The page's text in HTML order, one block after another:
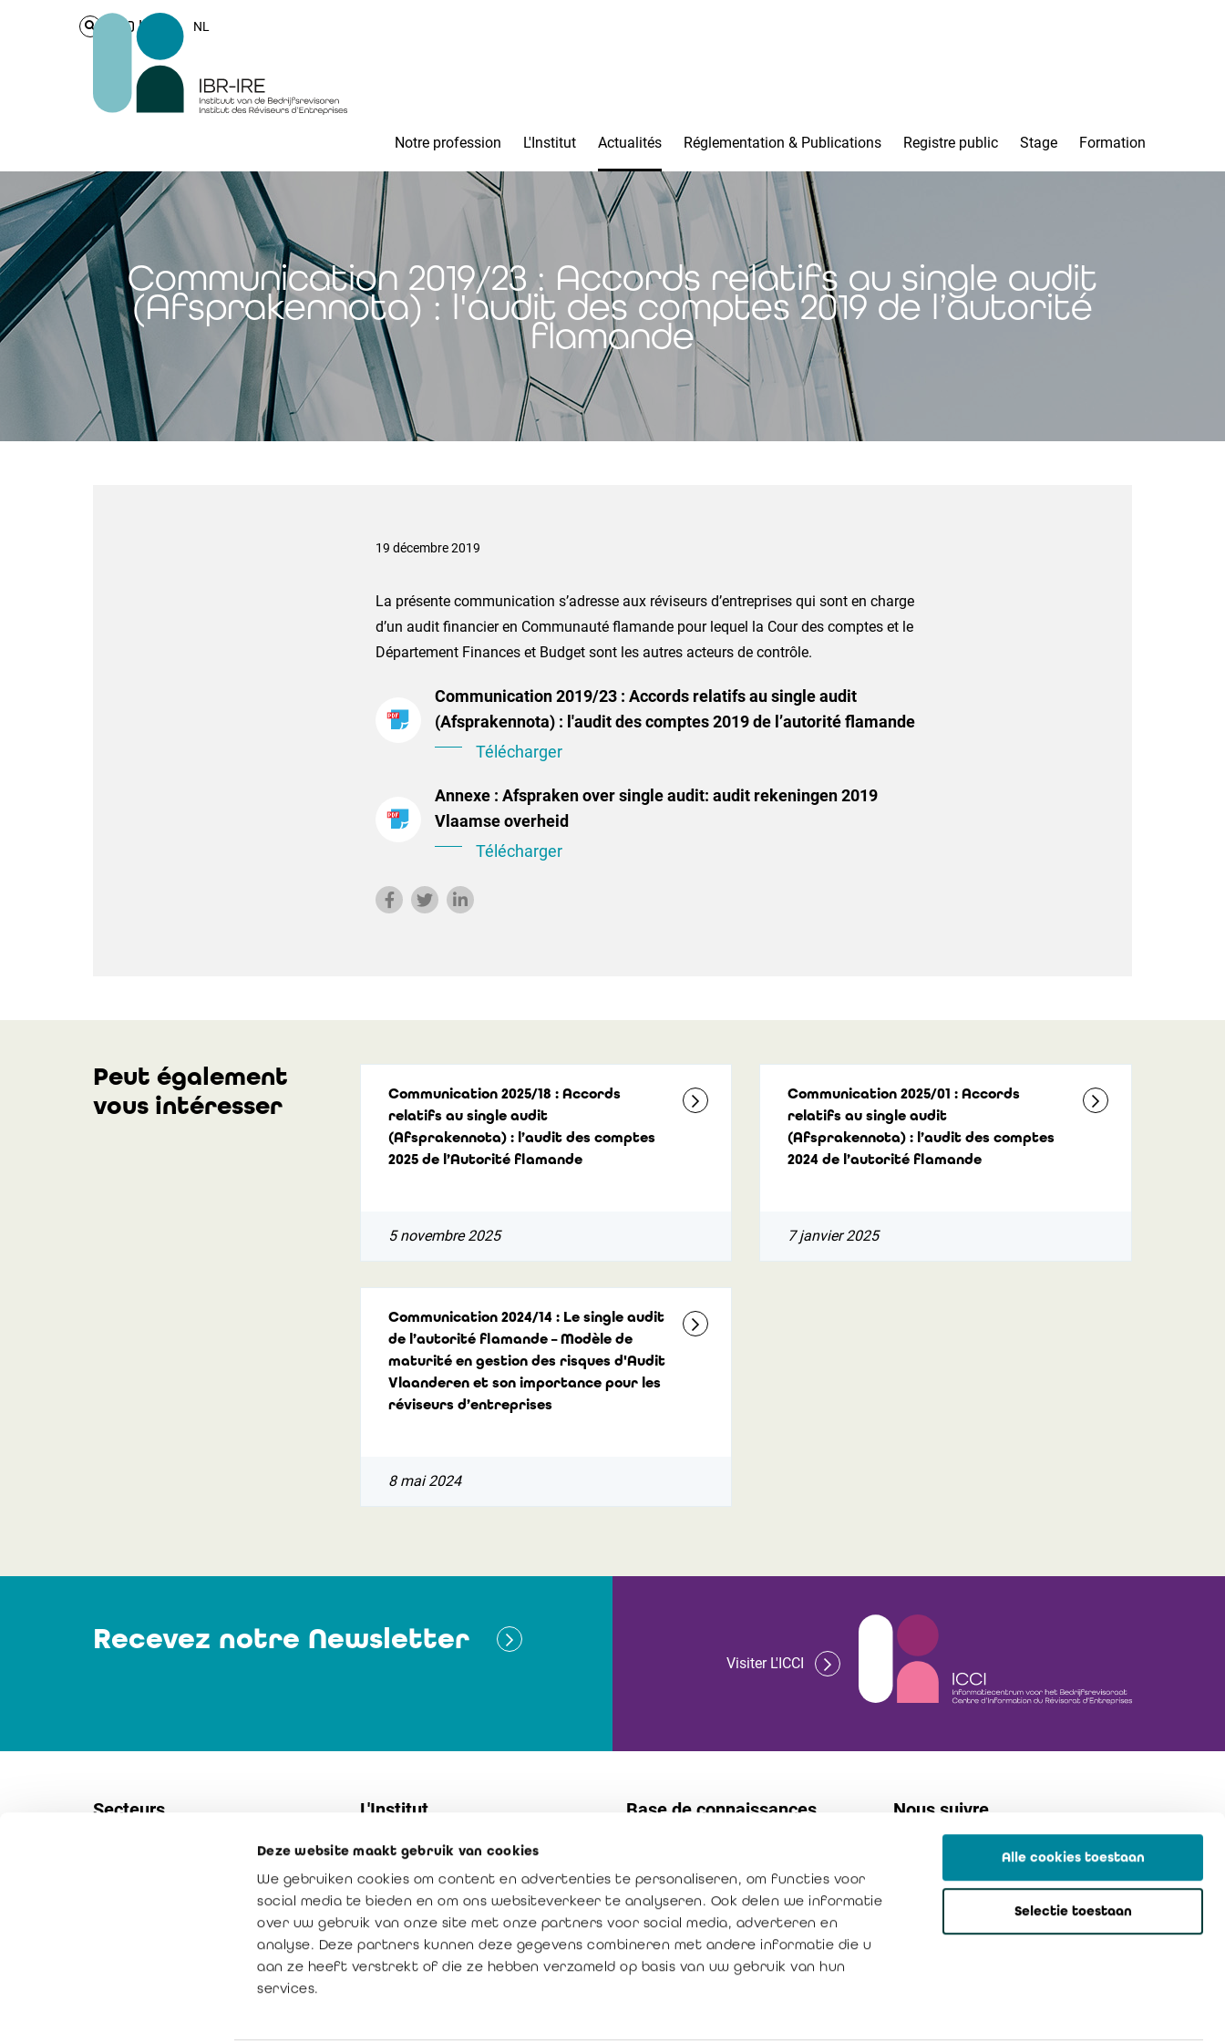
Deze website maakt gebruik van cookies
We gebruiken cookies om content en advertenties te personaliseren, om functies voor
social media te bieden en om ons websiteverkeer te analyseren. Ook delen we informatie
over uw gebruik van onze site met onze partners voor social media, adverteren en
analyse. Deze partners kunnen deze gegevens combineren met andere informatie die u
aan ze heeft verstrekt of die ze hebben verzameld op basis van uw gebruik van hun
services.
Alle cookies toestaan
Selectie toestaan
Login NL
Notre profession L'Institut Actualités Réglementation & Publications Registre public Stage Formation
Communication 2019/23 : Accords relatifs au single audit
(Afsprakennota) : l'audit des comptes 2019 de l’autorité
flamande
19 décembre 2019
La présente communication s’adresse aux réviseurs d’entreprises qui sont en charge
d’un audit financier en Communauté flamande pour lequel la Cour des comptes et le
Département Finances et Budget sont les autres acteurs de contrôle.
Communication 2019/23 : Accords relatifs au single audit
(Afsprakennota) : l'audit des comptes 2019 de l’autorité flamande
Télécharger
Annexe : Afspraken over single audit: audit rekeningen 2019
Vlaamse overheid
Télécharger
Peut également
vous intéresser
Communication 2025/18 : Accords
relatifs au single audit
(Afsprakennota) : l’audit des comptes
2025 de l’Autorité flamande
5 novembre 2025
Communication 2025/01 : Accords
relatifs au single audit
(Afsprakennota) : l’audit des comptes
2024 de l’autorité flamande
7 janvier 2025
Communication 2024/14 : Le single audit
de l’autorité flamande – Modèle de
maturité en gestion des risques d'Audit
Vlaanderen et son importance pour les
réviseurs d’entreprises
8 mai 2024
Recevez notre Newsletter
Visiter L'ICCI
Secteurs L'Institut
Contact
Notre mission : créateur de confiance
La valeur ajoutée du réviseur
Base de connaissances
Publications
La profession en chiffres
Nous suivre
flickr